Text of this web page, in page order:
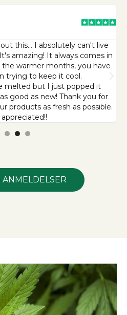
this… I absolutely can't live
amazing! It always comes in
warmer months, you have
trying to keep it cool.
melted but I just popped it
good as new! Thank you for
products as fresh as possible.
ANMELDELSER